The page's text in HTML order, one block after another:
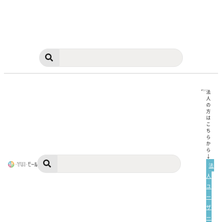
法
人
の
方
は
こ
ち
ら
か
ら
↓
法
人
ユ
ー
ザ
ー